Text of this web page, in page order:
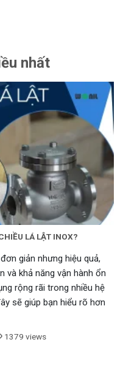
Hàn Quốc
nhất
LÁ LẬT INOX?
giản nhưng hiệu quả,
và khả năng vận hành ổn
rộng rãi trong nhiều hệ
sẽ giúp bạn hiểu rõ hơn
1379 views